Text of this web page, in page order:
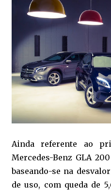
Ainda referente ao
Mercedes-Benz GLA
baseando-se na
de uso, com queda de